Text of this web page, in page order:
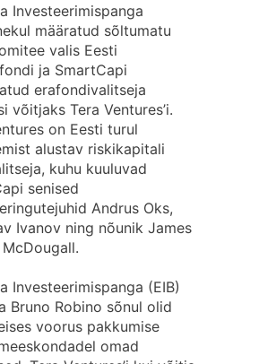
Investeerimispanga
määratud sõltumatu
valis Eesti
ja SmartCapi
erafondivalitseja
võitjaks Tera Ventures’i.
on Eesti turul
alustav riskikapitali
kuhu kuuluvad
senised
Andrus Oks,
Ivanov ning nõunik James
Investeerimispanga (EIB)
Bruno Robino sõnul olid
voorus pakkumise
omad